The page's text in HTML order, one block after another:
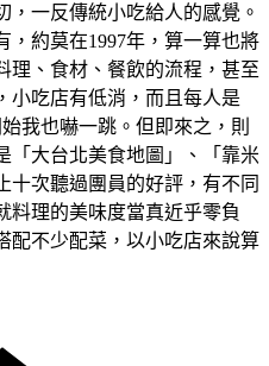
一反傳統小吃給人的感覺。
，約莫在1997年，算一算也將
理、食材、餐飲的流程，甚至
小吃店有低消，而且每人是
我也嚇一跳。但即來之，則
「大台北美食地圖」、「靠米
十次聽過團員的好評，有不同
料理的美味度當真近乎零負
配不少配菜，以小吃店來說算